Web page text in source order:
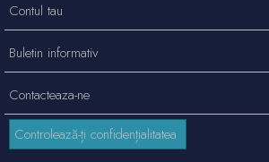
Contacteaza-ne
Contul tau
Buletin informativ
Controlează-ți confidențialitatea